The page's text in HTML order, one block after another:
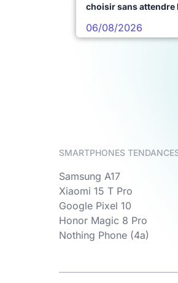
choisir sans attendre
06/08/2026
SMARTPHONES
Samsung A17
Xiaomi 15 T Pro
Google Pixel 10
Honor Magic 8 Pro
Nothing Phone (4a)